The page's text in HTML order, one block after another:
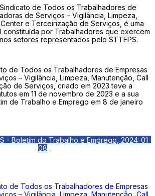
de Todos os Trabalhadores de Empresas
– Vigilância, Limpeza, Manutenção, Call
de Serviços, criado em 2023 teve a
em 11 de novembro de 2023 e a sua
de Trabalho e Emprego em 8 de janeiro
- Boletim do Trabalho e Emprego, 2024-01-
08